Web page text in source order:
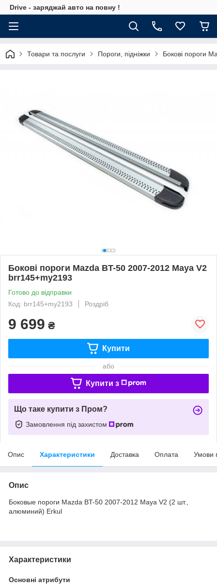
Drive - заряджай авто на повну !
Товари та послуги Пороги, підніжки Бокові пороги
Бокові пороги Mazda BT-50 2007-2012 Maya V2
brr145+my2193
Готово до відправки
Код: brr145+my2193
Роздріб
9 699 ₴
Купити
або
Купити з
Що таке купити з Пром?
Замовлення під захистом
Опис Характеристики Доставка Оплата Умови
Опис
Боковые пороги Mazda BT-50 2007-2012 Maya V2 (2 шт.,
алюминий) Erkul
Характеристики
Основні атрибути